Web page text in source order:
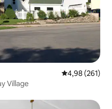
4,98 de uma
4,98 (261)
Village